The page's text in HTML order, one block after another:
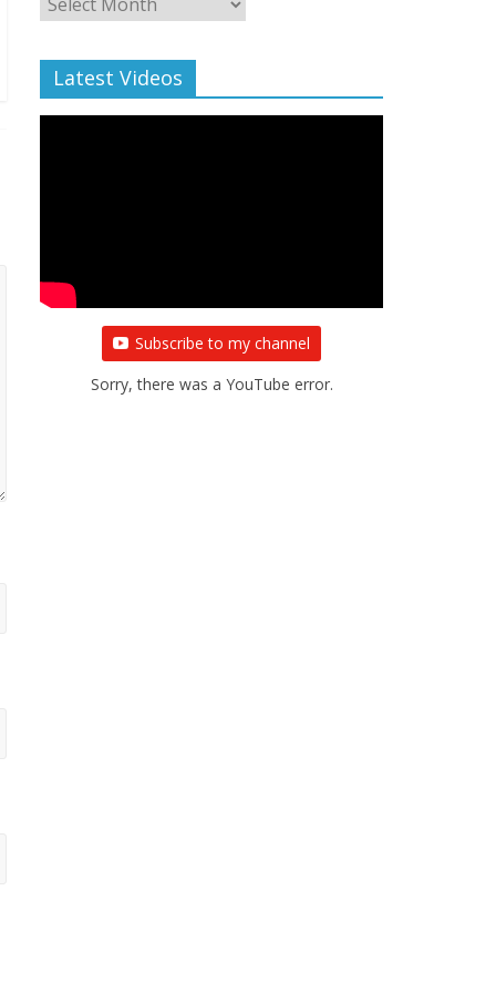
Archive
Latest Videos
Subscribe to my channel
Sorry, there was a YouTube error.